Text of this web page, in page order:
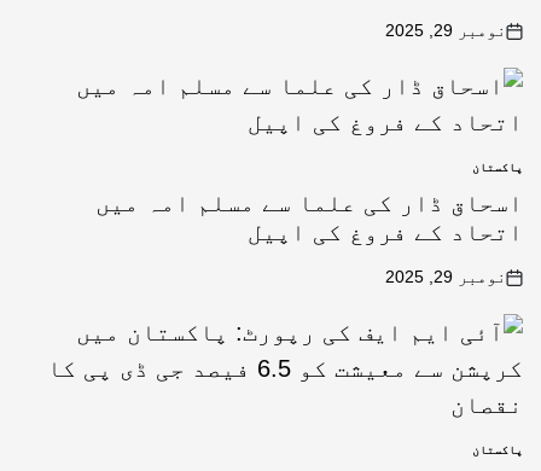
نومبر 29, 2025
پاکستان
اسحاق ڈار کی علما سے مسلم امہ میں
اتحاد کے فروغ کی اپیل
نومبر 29, 2025
پاکستان